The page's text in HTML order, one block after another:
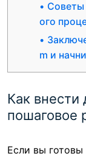
Советы
ого
m и
Как внести
пошаговое
Если вы готовы